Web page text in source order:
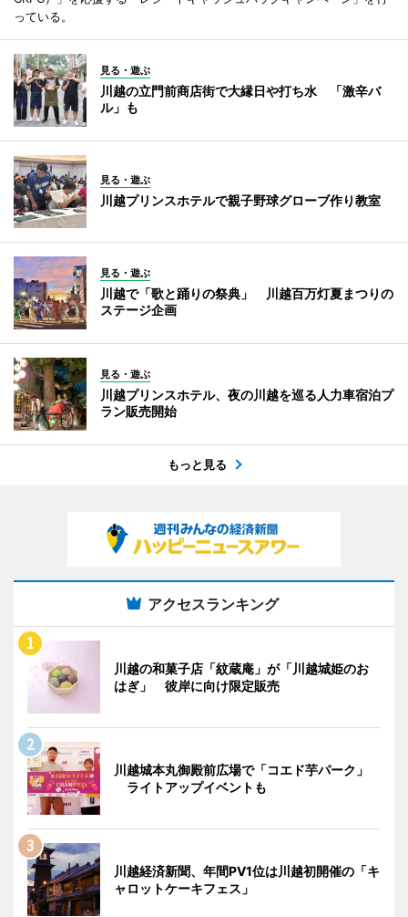
っている。
見る・遊ぶ
川越の立門前商店街で大縁日や打ち水 「激辛バ
ル」も
見る・遊ぶ
川越プリンスホテルで親子野球グローブ作り教室
見る・遊ぶ
川越で「歌と踊りの祭典」 川越百万灯夏まつりの
ステージ企画
見る・遊ぶ
川越プリンスホテル、夜の川越を巡る人力車宿泊プ
ラン販売開始
もっと見る
アクセスランキング
川越の和菓子店「紋蔵庵」が「川越城姫のお
はぎ」 彼岸に向け限定販売
川越城本丸御殿前広場で「コエド芋パーク」
ライトアップイベントも
川越経済新聞、年間PV1位は川越初開催の「キ
ャロットケーキフェス」